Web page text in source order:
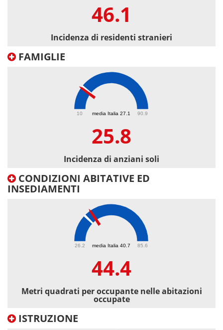
46.1
Incidenza di residenti stranieri
FAMIGLIE
media Italia 27.1
10 90.9
25.8
Incidenza di anziani soli
CONDIZIONI ABITATIVE ED
INSEDIAMENTI
media Italia 40.7
26.2 85.6
44.4
Metri quadrati per occupante nelle abitazioni
occupate
ISTRUZIONE